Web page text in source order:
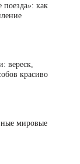
поезда»: как
вереск,
красиво
мировые